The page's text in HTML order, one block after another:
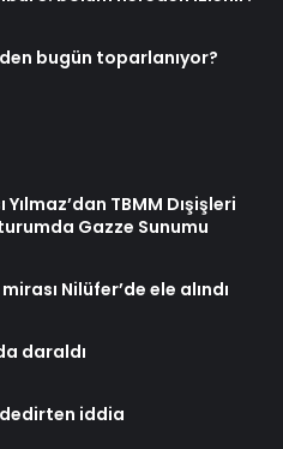
bugün toparlanıyor?
Yılmaz’dan TBMM Dışişleri
Gazze Sunumu
Nilüfer’de ele alındı
daraldı
dedirten iddia